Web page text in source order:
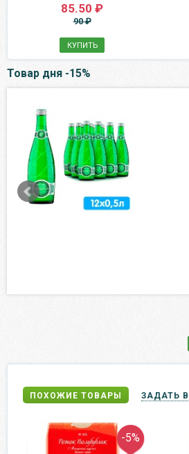
85.50 ₽
90 ₽
КУПИТЬ
Товар дня -15%
ПОХОЖИЕ ТОВАРЫ ЗАДАТЬ
-5%